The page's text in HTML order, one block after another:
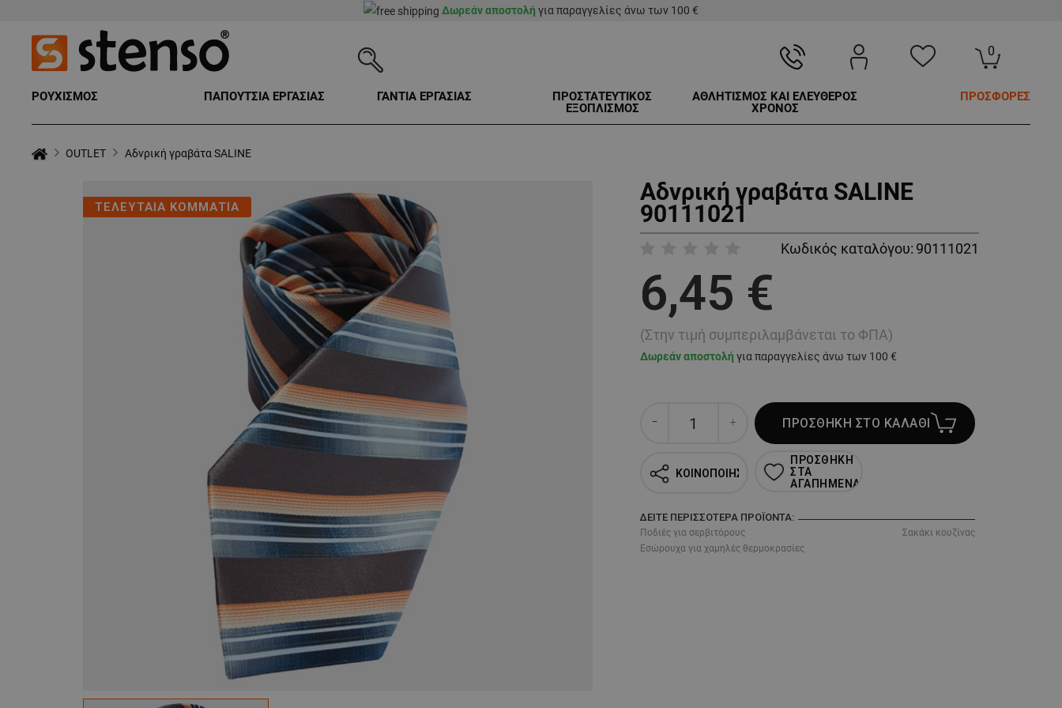
Δωρεάν αποστολή για παραγγελίες άνω των 100 €
0
ΡΟΥΧΙΣΜΟΣ ΠΑΠΟΥΤΣΙΑ ΕΡΓΑΣΙΑΣ ΓΑΝΤΙΑ ΕΡΓΑΣΙΑΣ
ΠΡΟΣΤΑΤΕΥΤΙΚΟΣ
ΕΞΟΠΛΙΣΜΟΣ
ΑΘΛΗΤΙΣΜΟΣ ΚΑΙ ΕΛΕΥΘΕΡΟΣ
ΧΡΟΝΟΣ
ΠΡΟΣΦΟΡΕΣ
OUTLET Αδνρική γραβάτα SALINE
ΤΕΛΕΥΤΑΙΑ ΚΟΜΜΑΤΙΑ
Αδνρική γραβάτα SALINE
90111021
Κωδικός καταλόγου: 90111021
6,45 €
(Στην τιμή συμπεριλαμβάνεται το ΦΠΑ)
Δωρεάν αποστολή για παραγγελίες άνω των 100 €
ΠΡΟΣΘΗΚΗ ΣΤΟ ΚΑΛΑΘΙ
ΚΟΙΝΟΠΟΙΗΣΗ
ΠΡΟΣΘΗΚΗ
ΣΤΑ
ΑΓΑΠΗΜΕΝΑ
ΔΕΊΤΕ ΠΕΡΙΣΣΌΤΕΡΑ ΠΡΟΪΌΝΤΑ:
Ποδιές για σερβιτόρους
Σακάκι κουζίνας
Εσώρουχα για χαμηλές θερμοκρασίες